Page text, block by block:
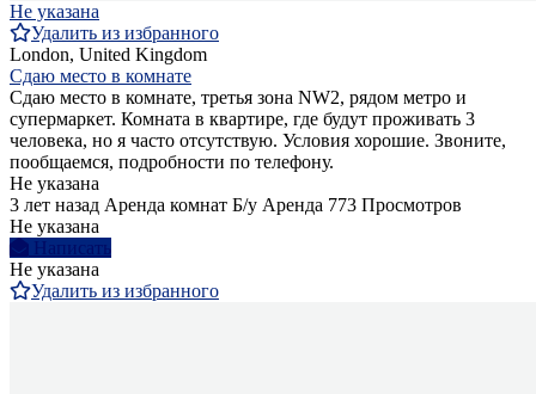
Не указана
Удалить из избранного
London, United Kingdom
Сдаю место в комнате
Сдаю место в комнате, третья зона NW2, рядом метро и
супермаркет. Комната в квартире, где будут проживать 3
человека, но я часто отсутствую. Условия хорошие. Звоните,
пообщаемся, подробности по телефону.
Не указана
3 лет назад Аренда комнат Б/у Аренда 773 Просмотров
Не указана
Написать
Не указана
Удалить из избранного